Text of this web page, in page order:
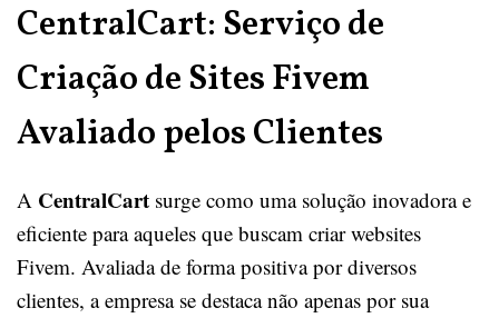
CentralCart: Serviço de
Criação de Sites Fivem
Avaliado pelos Clientes
A CentralCart surge como uma solução inovadora e
eficiente para aqueles que buscam criar websites
Fivem. Avaliada de forma positiva por diversos
clientes, a empresa se destaca não apenas por sua